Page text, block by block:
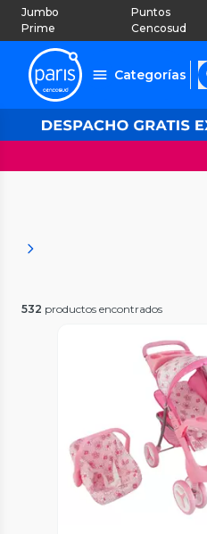
Jumbo
Prime
Puntos
Cencosud
Categorías
532 productos encontrados
Vista Previa